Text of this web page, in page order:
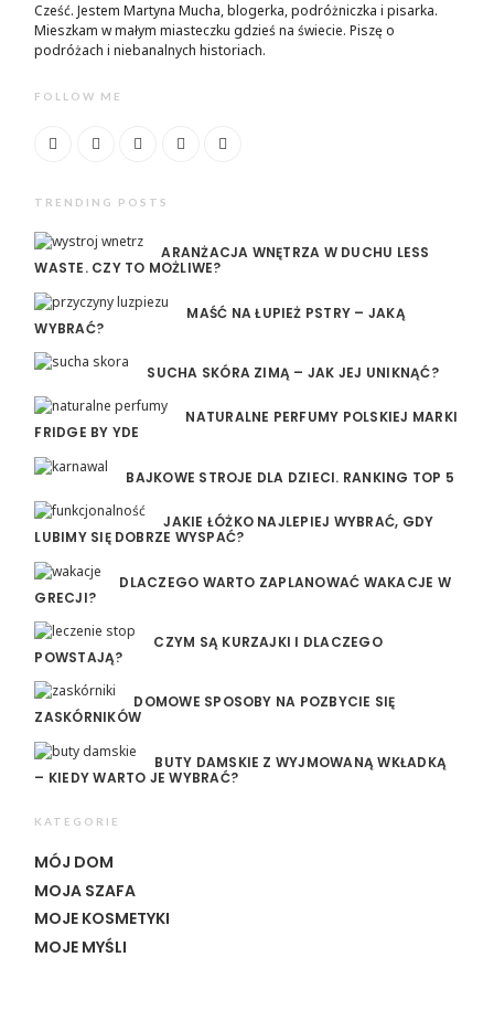
Cześć. Jestem Martyna Mucha, blogerka, podróżniczka i pisarka.
Mieszkam w małym miasteczku gdzieś na świecie. Piszę o
podróżach i niebanalnych historiach.
FOLLOW ME
TRENDING POSTS
ARANŻACJA WNĘTRZA W DUCHU LESS
WASTE. CZY TO MOŻLIWE?
MAŚĆ NA ŁUPIEŻ PSTRY – JAKĄ
WYBRAĆ?
SUCHA SKÓRA ZIMĄ – JAK JEJ UNIKNĄĆ?
NATURALNE PERFUMY POLSKIEJ MARKI
FRIDGE BY YDE
BAJKOWE STROJE DLA DZIECI. RANKING TOP 5
JAKIE ŁÓŻKO NAJLEPIEJ WYBRAĆ, GDY
LUBIMY SIĘ DOBRZE WYSPAĆ?
DLACZEGO WARTO ZAPLANOWAĆ WAKACJE W
GRECJI?
CZYM SĄ KURZAJKI I DLACZEGO
POWSTAJĄ?
DOMOWE SPOSOBY NA POZBYCIE SIĘ
ZASKÓRNIKÓW
BUTY DAMSKIE Z WYJMOWANĄ WKŁADKĄ
– KIEDY WARTO JE WYBRAĆ?
KATEGORIE
MÓJ DOM
MOJA SZAFA
MOJE KOSMETYKI
MOJE MYŚLI